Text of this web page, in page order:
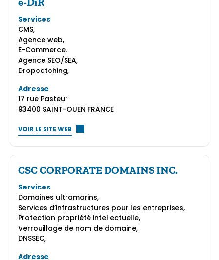
Services
CMS,
Agence web,
E-Commerce,
Agence SEO/SEA,
Dropcatching,
Adresse
17 rue Pasteur
93400 SAINT-OUEN FRANCE
VOIR LE SITE WEB
CSC CORPORATE DOMAINS INC.
Services
Domaines ultramarins,
Services d’infrastructures pour les entreprises,
Protection propriété intellectuelle,
Verrouillage de nom de domaine,
DNSSEC,
Adresse